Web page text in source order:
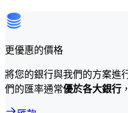
更優惠的價格
將您的銀行與我們的方案進
們的匯率通常優於各大銀行